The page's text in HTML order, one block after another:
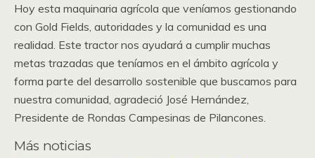
Hoy esta maquinaria agrícola que veníamos gestionando
con Gold Fields, autoridades y la comunidad es una
realidad. Este tractor nos ayudará a cumplir muchas
metas trazadas que teníamos en el ámbito agrícola y
forma parte del desarrollo sostenible que buscamos para
nuestra comunidad, agradeció José Hernández,
Presidente de Rondas Campesinas de Pilancones.
Más noticias